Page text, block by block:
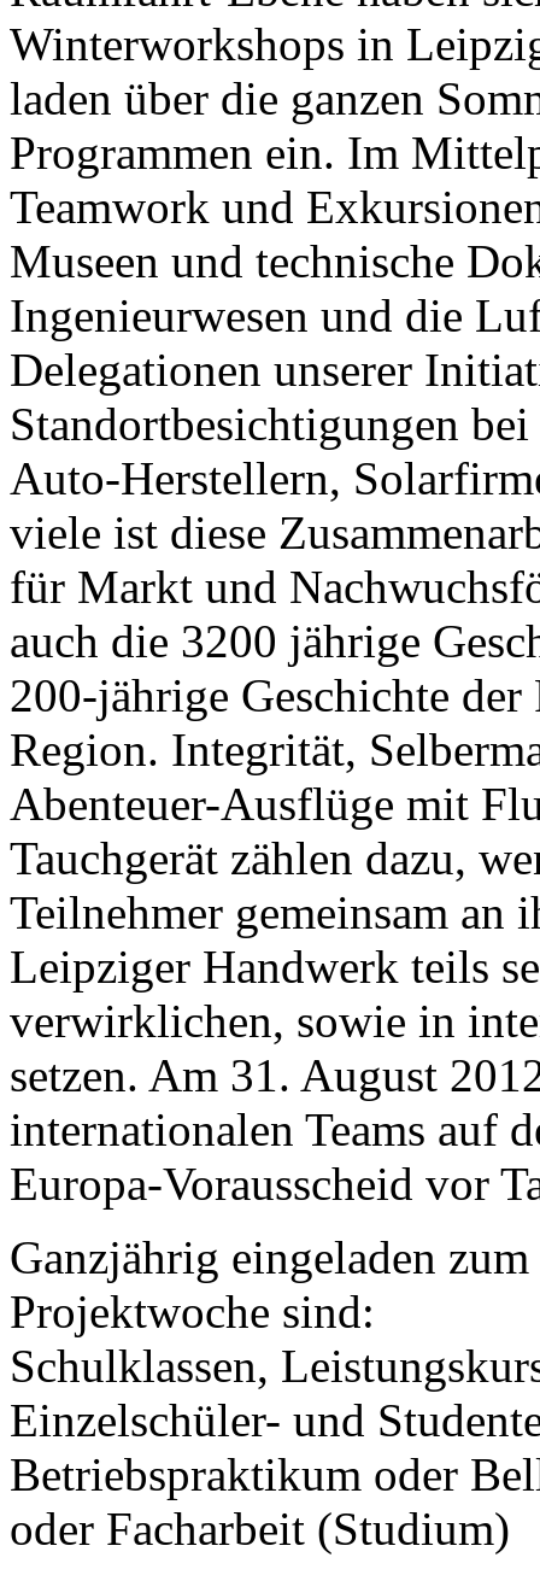
Winterworkshops in
laden über die ganzen
Programmen ein. Im
Teamwork und
Museen und technische
Ingenieurwesen und die
Delegationen unserer
Standortbesichtigungen
Auto-Herstellern,
viele ist diese
für Markt und
auch die 3200 jährige
200-jährige Geschichte
Region. Integrität,
Abenteuer-Ausflüge mit
Tauchgerät zählen dazu,
Teilnehmer gemeinsam an
Leipziger Handwerk teils
verwirklichen, sowie in
setzen. Am 31. August
internationalen Teams auf
Europa-Vorausscheid vor
Ganzjährig eingeladen
Projektwoche sind:
Schulklassen,
Einzelschüler- und
Betriebspraktikum oder
oder Facharbeit (Studium)